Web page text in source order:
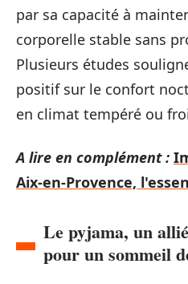
par sa capacité à
corporelle stable sans
Plusieurs études
positif sur le confort
en climat tempéré ou
A lire en complément :
Aix-en-Provence,
Le pyjama, un
pour un sommeil